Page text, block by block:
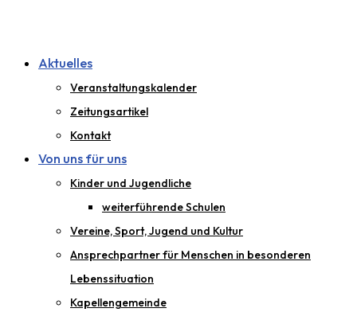
Aktuelles
Veranstaltungskalender
Zeitungsartikel
Kontakt
Von uns für uns
Kinder und Jugendliche
weiterführende Schulen
Vereine, Sport, Jugend und Kultur
Ansprechpartner für Menschen in besonderen
Lebenssituation
Kapellengemeinde